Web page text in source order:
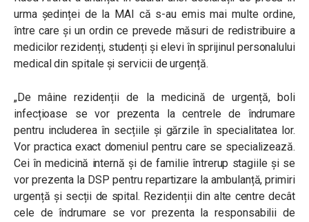
urma ședinței de la MAI că s-au emis mai multe ordine,
între care și un ordin ce prevede măsuri de redistribuire a
medicilor rezidenți, studenți și elevi în sprijinul personalului
medical din spitale și servicii de urgență.
„De mâine rezidenții de la medicină de urgență, boli
infecțioase se vor prezenta la centrele de îndrumare
pentru includerea în secțiile și gărzile în specialitatea lor.
Vor practica exact domeniul pentru care se specializează.
Cei în medicină internă și de familie întrerup stagiile și se
vor prezenta la DSP pentru repartizare la ambulanță, primiri
urgență și secții de spital. Rezidenții din alte centre decât
cele de îndrumare se vor prezenta la responsabilii de